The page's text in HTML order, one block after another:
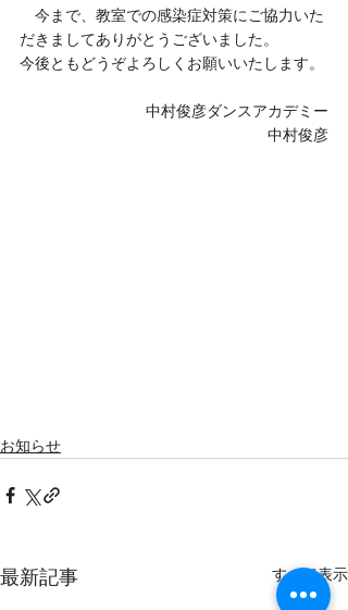
今まで、教室での感染症対策にご協力いた
だきましてありがとうございました。
今後ともどうぞよろしくお願いいたします。
中村俊彦ダンスアカデミー
中村俊彦
お知らせ
最新記事 すべて表示